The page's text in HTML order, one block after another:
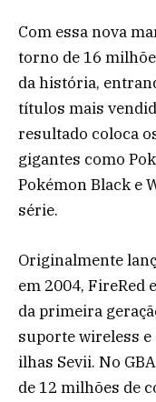
Com essa nova
torno de 16
da história,
títulos mais
resultado coloca
gigantes como
Pokémon Black e
série.
Originalmente
em 2004, FireRed
da primeira
suporte wireless
ilhas Sevii. No
de 12 milhões de